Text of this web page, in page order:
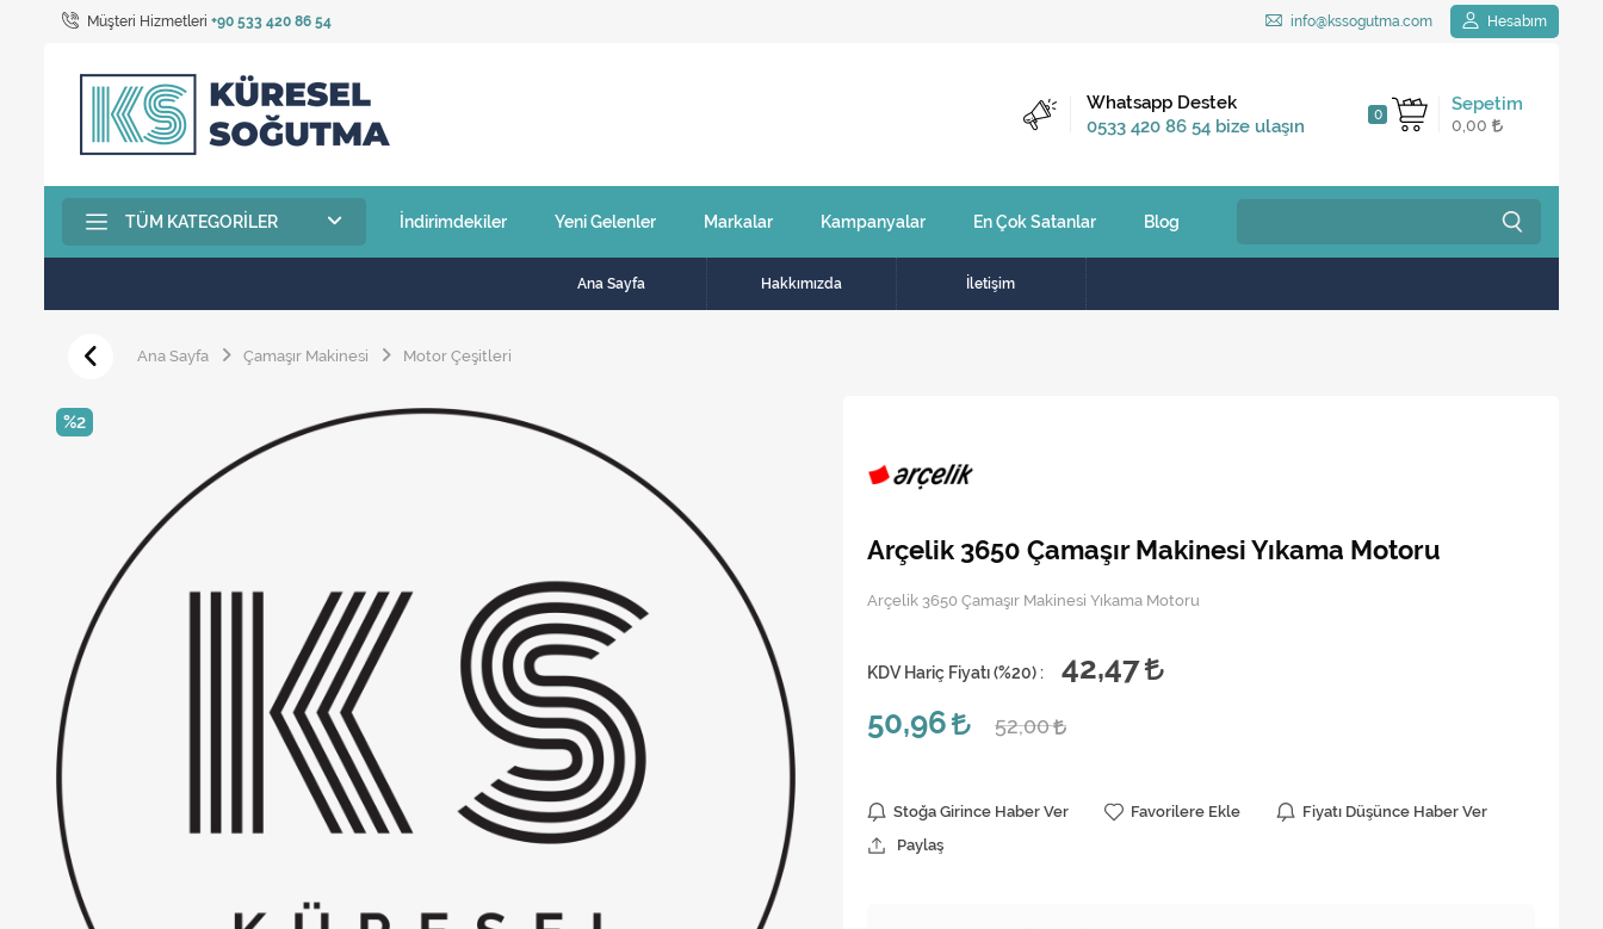
Müşteri Hizmetleri +90 533 420 86 54 info@kssogutma.com Hesabım
Sepetim
0
0,00
Kargo Bedava
2.500 TL ve üzeri
Whatsapp Destek
0533 420 86 54 bize ulaşın
TÜM KATEGORILER İndirimdekiler Yeni Gelenler Markalar Kampanyalar En Çok Satanlar Blog
Ana Sayfa Hakkımızda İletişim
Ana Sayfa Çamaşır Makinesi Motor Çeşitleri
%2
Arçelik 3650 Çamaşır Makinesi Yıkama Motoru
Arçelik 3650 Çamaşır Makinesi Yıkama Motoru
KDV Hariç Fiyatı (%20) :
42,47
50,96
52,00
Stoğa Girince Haber Ver Favorilere Ekle
Fiyatı Düşünce Haber Ver
Paylaş